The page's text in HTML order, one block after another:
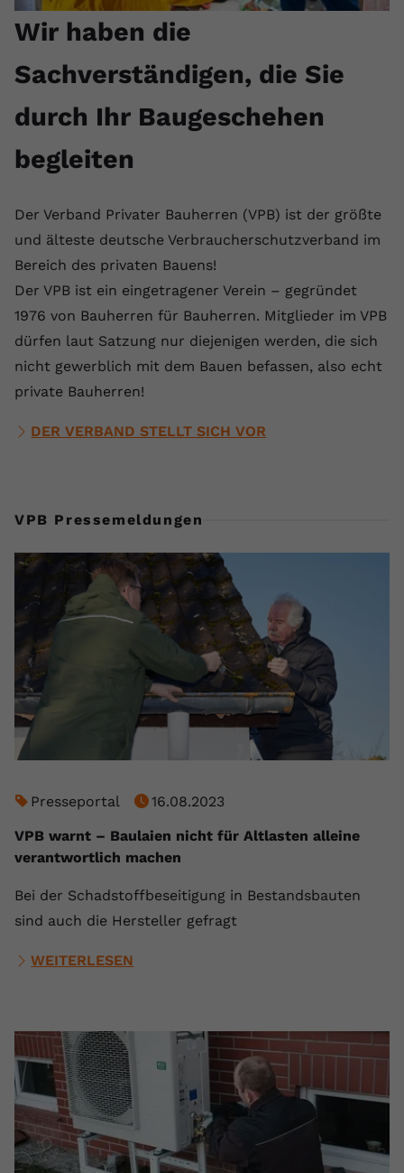
Wir haben die
Sachverständigen, die Sie
durch Ihr Baugeschehen
begleiten
Der Verband Privater Bauherren (VPB) ist der größte
und älteste deutsche Verbraucherschutzverband im
Bereich des privaten Bauens!
Der VPB ist ein eingetragener Verein – gegründet
1976 von Bauherren für Bauherren. Mitglieder im VPB
dürfen laut Satzung nur diejenigen werden, die sich
nicht gewerblich mit dem Bauen befassen, also echt
private Bauherren!
DER VERBAND STELLT SICH VOR
VPB Pressemeldungen
Presseportal
16.08.2023
VPB warnt – Baulaien nicht für Altlasten alleine
verantwortlich machen
Bei der Schadstoffbeseitigung in Bestandsbauten
sind auch die Hersteller gefragt
WEITERLESEN